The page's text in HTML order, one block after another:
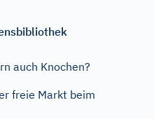
auch Knochen?
freie Markt beim